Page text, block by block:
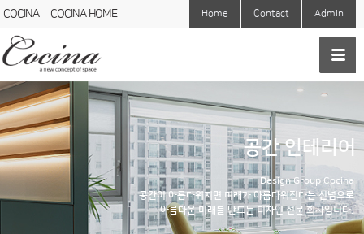
COCINA COCINA HOME Home Contact Admin
공간 인테리어
Design Group Cocina
공간이 아름다워지면 미래가 아름다워진다는 신념으로
아름다운 미래를 만드는 디자인 전문 회사입니다.